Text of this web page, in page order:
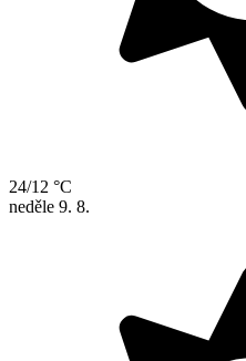
24/12 °C
neděle 9. 8.